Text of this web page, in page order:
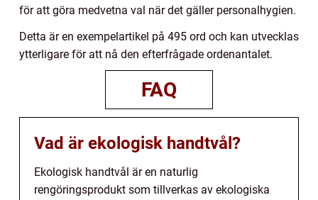
för att göra medvetna val när det gäller personalhygien.
Detta är en exempelartikel på 495 ord och kan utvecklas
ytterligare för att nå den efterfrågade ordenantalet.
FAQ
Vad är ekologisk handtvål?
Ekologisk handtvål är en naturlig
rengöringsprodukt som tillverkas av ekologiska